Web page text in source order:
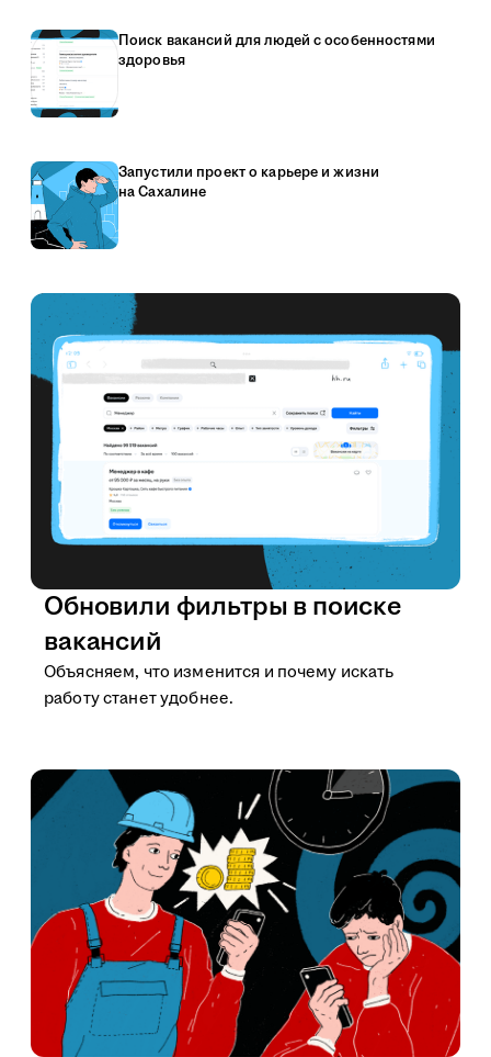
Поиск вакансий для людей с особенностями
здоровья
Запустили проект о карьере и жизни
на Сахалине
Обновили фильтры в поиске
вакансий
Объясняем, что изменится и почему искать
работу станет удобнее.